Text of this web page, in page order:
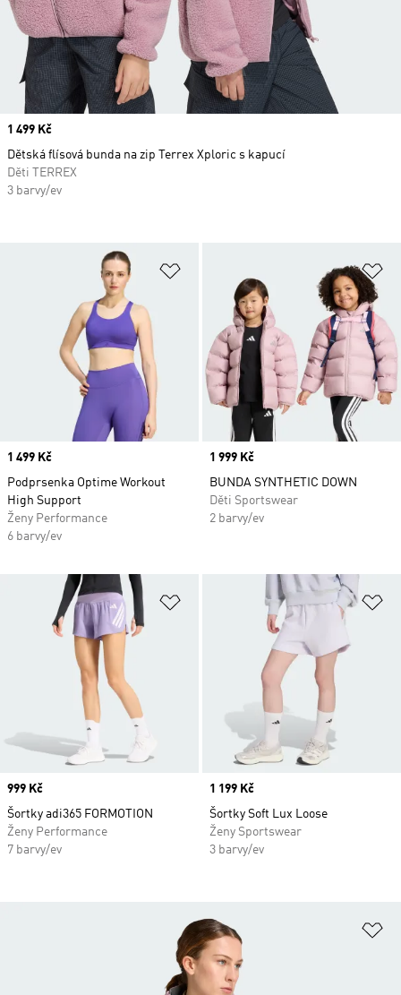
Přidat do seznamu přání
Price
1 499 Kč
Podprsenka Optime Workout
High Support
Ženy Performance
6 barvy/ev
Price
1 999 Kč
BUNDA SYNTHETIC DOWN
Děti Sportswear
2 barvy/ev
Přidat do seznamu přání
Price
999 Kč
Šortky adi365 FORMOTION
Ženy Performance
7 barvy/ev
Price
1 199 Kč
Šortky Soft Lux Loose
Ženy Sportswear
3 barvy/ev
Price
1 499 Kč
Dětská flísová bunda na zip Terrex Xploric s kapucí
Děti TERREX
3 barvy/ev